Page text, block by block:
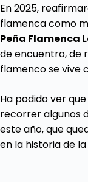
En 2025,
flamenca como
Peña Flamenca
de encuentro, de
flamenco se vive
Ha podido ver
recorrer algunos
este año, que
en la historia de